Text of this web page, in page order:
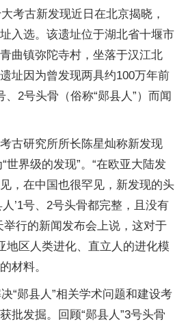
考古新发现近日在北京揭晓，
入选。该遗址位于湖北省十堰市
曲镇弥陀寺村，坐落于汉江北
址因为曾发现两具约100万年前
2号头骨（俗称“郧县人”）而闻
古研究所所长陈星灿称新发现
世界级的发现”。“在欧亚大陆发
，在中国也很罕见，新发现的头
’1号、2号头骨都完整，且没有
举行的新闻发布会上说，这对于
地区人类进化、直立人的进化模
材料。
“郧县人”相关学术问题和建设考
批发掘。回顾“郧县人”3号头骨